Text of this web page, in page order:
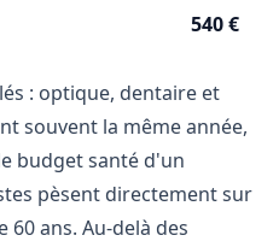
540 €
: optique, dentaire et
souvent la même année,
budget santé d'un
pèsent directement sur
60 ans. Au-delà des